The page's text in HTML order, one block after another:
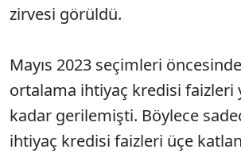
zirvesi görüldü.
Mayıs 2023 seçimleri
ortalama ihtiyaç kredisi faizleri
kadar gerilemişti. Böylece
ihtiyaç kredisi faizleri üçe